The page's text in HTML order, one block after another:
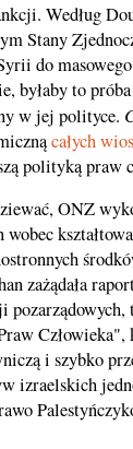
Według
Stany
do
byłaby to
w jej polityce.
całych
polityką praw
ONZ
wobec
zażądała
Człowieka",
i szybko
izraelskich